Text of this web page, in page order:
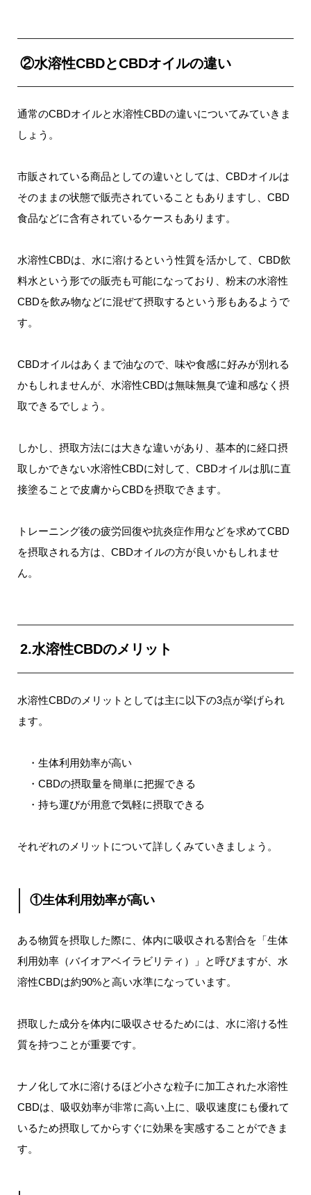
②水溶性CBDとCBDオイルの違い
通常のCBDオイルと水溶性CBDの違いについてみていきま
しょう。
市販されている商品としての違いとしては、CBDオイルは
そのままの状態で販売されていることもありますし、CBD
食品などに含有されているケースもあります。
水溶性CBDは、水に溶けるという性質を活かして、CBD飲
料水という形での販売も可能になっており、粉末の水溶性
CBDを飲み物などに混ぜて摂取するという形もあるようで
す。
CBDオイルはあくまで油なので、味や食感に好みが別れる
かもしれませんが、水溶性CBDは無味無臭で違和感なく摂
取できるでしょう。
しかし、摂取方法には大きな違いがあり、基本的に経口摂
取しかできない水溶性CBDに対して、CBDオイルは肌に直
接塗ることで皮膚からCBDを摂取できます。
トレーニング後の疲労回復や抗炎症作用などを求めてCBD
を摂取される方は、CBDオイルの方が良いかもしれませ
ん。
2.水溶性CBDのメリット
水溶性CBDのメリットとしては主に以下の3点が挙げられ
ます。
・生体利用効率が高い
・CBDの摂取量を簡単に把握できる
・持ち運びが用意で気軽に摂取できる
それぞれのメリットについて詳しくみていきましょう。
①生体利用効率が高い
ある物質を摂取した際に、体内に吸収される割合を「生体
利用効率（バイオアベイラビリティ）」と呼びますが、水
溶性CBDは約90%と高い水準になっています。
摂取した成分を体内に吸収させるためには、水に溶ける性
質を持つことが重要です。
ナノ化して水に溶けるほど小さな粒子に加工された水溶性
CBDは、吸収効率が非常に高い上に、吸収速度にも優れて
いるため摂取してからすぐに効果を実感することができま
す。